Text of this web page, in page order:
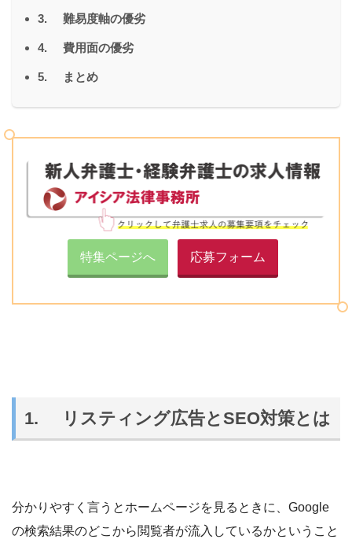
3. 難易度軸の優劣
4. 費用面の優劣
5. まとめ
特集ページへ 応募フォーム
1. リスティング広告とSEO対策とは
分かりやすく言うとホームページを見るときに、Google
の検索結果のどこから閲覧者が流入しているかということ